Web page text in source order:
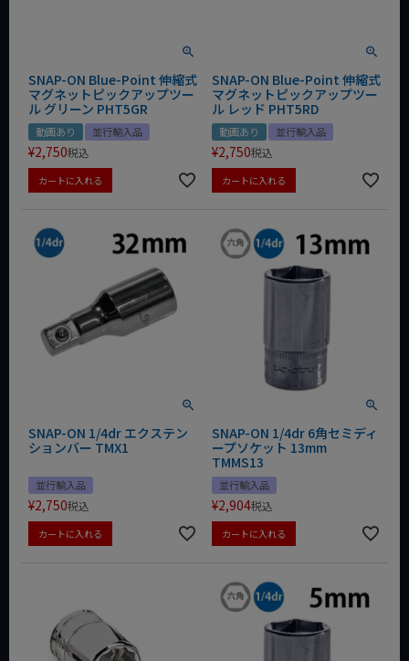
SNAP-ON Blue-Point 伸縮式
マグネットピックアップツー
ル グリーン PHT5GR
動画あり 並行輸入品
¥2,750税込
カートに入れる
SNAP-ON Blue-Point 伸縮式
マグネットピックアップツー
ル レッド PHT5RD
動画あり 並行輸入品
¥2,750税込
カートに入れる
SNAP-ON 1/4dr エクステン
ションバー TMX1
並行輸入品
¥2,750税込
カートに入れる
SNAP-ON 1/4dr 6角セミディ
ープソケット 13mm
TMMS13
並行輸入品
¥2,904税込
カートに入れる